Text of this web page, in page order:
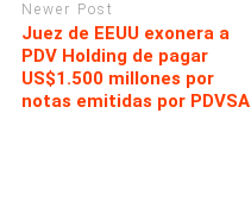
Newer Post
Juez de EEUU exonera a
PDV Holding de pagar
US$1.500 millones por
notas emitidas por PDVSA